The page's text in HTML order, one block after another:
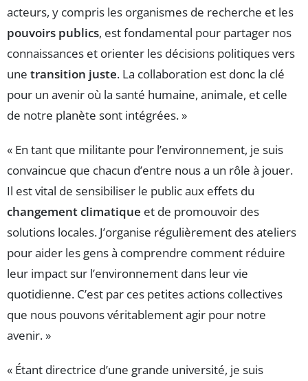
acteurs, y compris les organismes de recherche et les
pouvoirs publics, est fondamental pour partager nos
connaissances et orienter les décisions politiques vers
une transition juste. La collaboration est donc la clé
pour un avenir où la santé humaine, animale, et celle
de notre planète sont intégrées. »
« En tant que militante pour l’environnement, je suis
convaincue que chacun d’entre nous a un rôle à jouer.
Il est vital de sensibiliser le public aux effets du
changement climatique et de promouvoir des
solutions locales. J’organise régulièrement des ateliers
pour aider les gens à comprendre comment réduire
leur impact sur l’environnement dans leur vie
quotidienne. C’est par ces petites actions collectives
que nous pouvons véritablement agir pour notre
avenir. »
« Étant directrice d’une grande université, je suis